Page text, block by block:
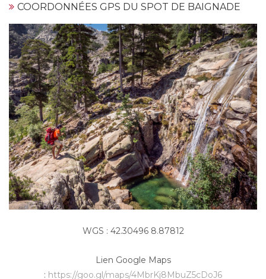
COORDONNÉES GPS DU SPOT DE BAIGNADE
WGS : 42.30496 8.87812
Lien Google Maps
: https://goo.gl/maps/4MbrKj8MbuZ5cDoJ6